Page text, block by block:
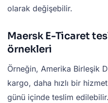
olarak değişebilir.
Maersk E-Ticaret
örnekleri
Örneğin, Amerika Birleşik
kargo, daha hızlı bir
günü içinde teslim